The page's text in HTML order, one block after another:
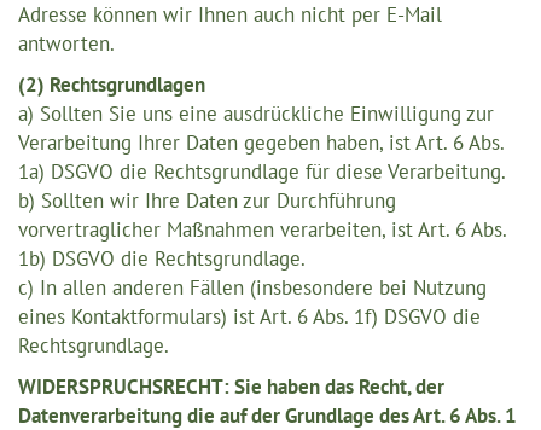
Adresse können wir Ihnen auch nicht per E-Mail
antworten.
(2) Rechtsgrundlagen
a) Sollten Sie uns eine ausdrückliche Einwilligung zur
Verarbeitung Ihrer Daten gegeben haben, ist Art. 6 Abs.
1a) DSGVO die Rechtsgrundlage für diese Verarbeitung.
b) Sollten wir Ihre Daten zur Durchführung
vorvertraglicher Maßnahmen verarbeiten, ist Art. 6 Abs.
1b) DSGVO die Rechtsgrundlage.
c) In allen anderen Fällen (insbesondere bei Nutzung
eines Kontaktformulars) ist Art. 6 Abs. 1f) DSGVO die
Rechtsgrundlage.
WIDERSPRUCHSRECHT: Sie haben das Recht, der
Datenverarbeitung die auf der Grundlage des Art. 6 Abs. 1